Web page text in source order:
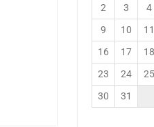
2
3 4
9
10 11
16
17 18
23
24 25
30
31